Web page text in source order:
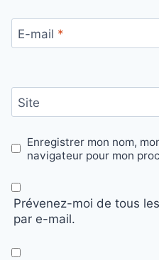
E-mail *
Site
Enregistrer mon nom,
navigateur pour mon
Prévenez-moi de tous
par e-mail.